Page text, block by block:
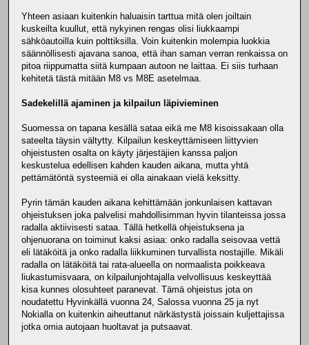
Yhteen asiaan kuitenkin haluaisin tarttua mitä olen joiltain
kuskeilta kuullut, että nykyinen rengas olisi liukkaampi
sähköautoilla kuin polttiksilla. Voin kuitenkin molempia luokkia
säännöllisesti ajavana sanoa, että ihan saman verran renkaissa on
pitoa riippumatta siitä kumpaan autoon ne laittaa. Ei siis turhaan
kehitetä tästä mitään M8 vs M8E asetelmaa.
Sadekelillä ajaminen ja kilpailun läpivieminen
Suomessa on tapana kesällä sataa eikä me M8 kisoissakaan olla
sateelta täysin vältytty. Kilpailun keskeyttämiseen liittyvien
ohjeistusten osalta on käyty järjestäjien kanssa paljon
keskustelua edellisen kahden kauden aikana, mutta yhtä
pettämätöntä systeemiä ei olla ainakaan vielä keksitty.
Pyrin tämän kauden aikana kehittämään jonkunlaisen kattavan
ohjeistuksen joka palvelisi mahdollisimman hyvin tilanteissa jossa
radalla aktiivisesti sataa. Tällä hetkellä ohjeistuksena ja
ohjenuorana on toiminut kaksi asiaa: onko radalla seisovaa vettä
eli lätäköitä ja onko radalla liikkuminen turvallista nostajille. Mikäli
radalla on lätäköitä tai rata-alueella on normaalista poikkeava
liukastumisvaara, on kilpailunjohtajalla velvollisuus keskeyttää
kisa kunnes olosuhteet paranevat. Tämä ohjeistus jota on
noudatettu Hyvinkällä vuonna 24, Salossa vuonna 25 ja nyt
Nokialla on kuitenkin aiheuttanut närkästystä joissain kuljettajissa
jotka omia autojaan huoltavat ja putsaavat.